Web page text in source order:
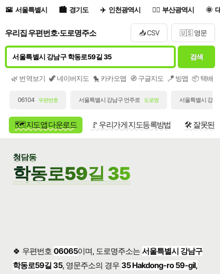
서울특별시 경기도 인천광역시 부산광역시
우리집 우편번호·도로명주소 📥 CSV 🇺🇸 영문
검색
🌿 번역보기 🦖 네이버지도 🐤 카카오맵 🧭 구글지도 🪁 빙맵 📦 택배/
06104 우편번호 서울특별시 강남구 언주로 도로명 서울특별시 강
🗺️ 지도앱 다운로드 🚩 우리가게 지도등록방법 🛠️ 잘못된
청담동
학동로59길 35
🍀 우편번호 06065이며, 도로명주소는서울특별시 강남구
학동로59길 35, 영문주소의 경우 35 Hakdong-ro 59-gil,